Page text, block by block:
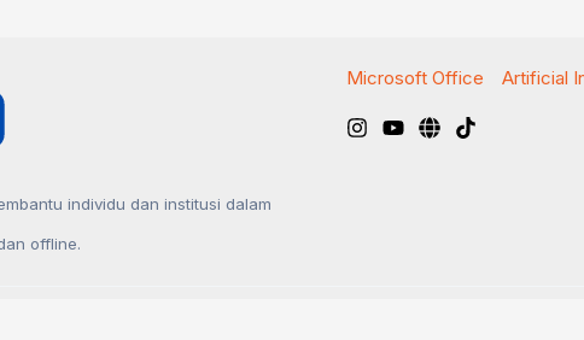
individu dan institusi dalam
offline.
Microsoft Office Artificial